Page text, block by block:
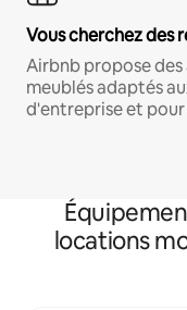
Vous cherchez des
Airbnb propose
meublés adaptés
d'entreprise et
locations